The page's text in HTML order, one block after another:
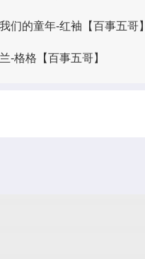
们的童年-红袖【百事五哥】
-格格【百事五哥】